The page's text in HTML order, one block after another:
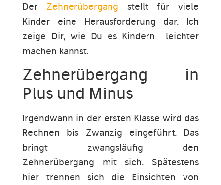
Der Zehnerübergang stellt für viele
Kinder eine Herausforderung dar. Ich
zeige Dir, wie Du es Kindern leichter
machen kannst.
Zehnerübergang in
Plus und Minus
Irgendwann in der ersten Klasse wird das
Rechnen bis Zwanzig eingeführt. Das
bringt zwangsläufig den
Zehnerübergang mit sich. Spätestens
hier trennen sich die Einsichten von